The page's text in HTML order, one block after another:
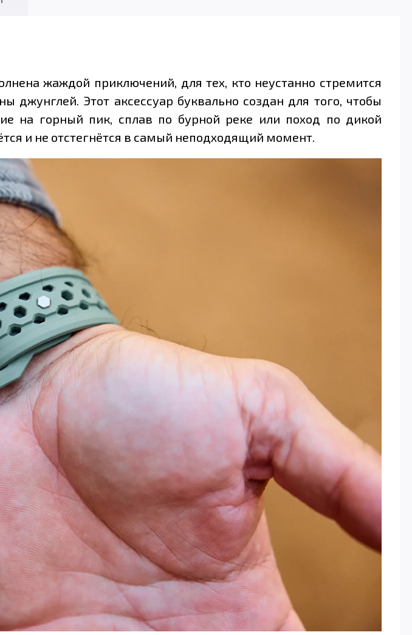
жаждой приключений, для тех, кто неустанно стремится
Этот аксессуар буквально создан для того, чтобы
на горный пик, сплав по бурной реке или поход по дикой
и не отстегнётся в самый неподходящий момент.